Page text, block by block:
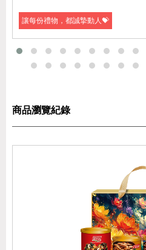
讓每份禮物，都誠摯動人💝
商品瀏覽紀錄